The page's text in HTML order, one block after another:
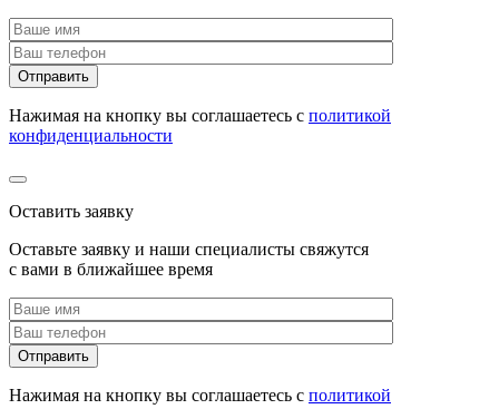
Нажимая на кнопку вы соглашаетесь с политикой
конфиденциальности
Оставить заявку
Оставьте заявку и наши специалисты свяжутся
с вами в ближайшее время
Нажимая на кнопку вы соглашаетесь с политикой